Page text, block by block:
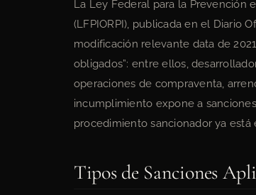
La Ley Federal para la Prevención
(LFPIORPI), publicada en el Diario
modificación relevante data de
obligados”: entre ellos,
operaciones de compraventa,
incumplimiento expone a
procedimiento sancionador ya está
Tipos de Sanciones